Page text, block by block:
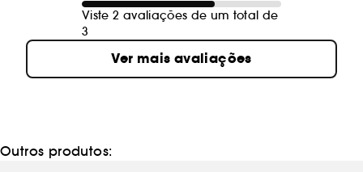
Viste 2 avaliações de um total de
3
Ver mais avaliações
Outros produtos: